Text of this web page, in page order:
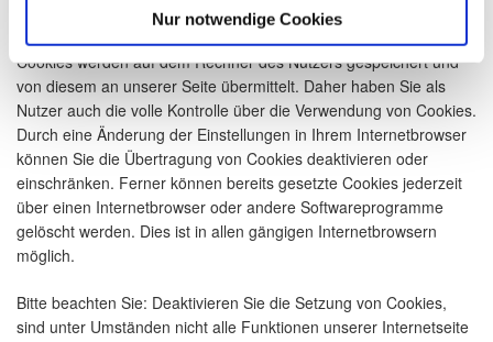
Nur notwendige Cookies
Nutzerinteressen erfolgen zu lassen.
Cookies werden auf dem Rechner des Nutzers gespeichert und
von diesem an unserer Seite übermittelt. Daher haben Sie als
Nutzer auch die volle Kontrolle über die Verwendung von Cookies.
Durch eine Änderung der Einstellungen in Ihrem Internetbrowser
können Sie die Übertragung von Cookies deaktivieren oder
einschränken. Ferner können bereits gesetzte Cookies jederzeit
über einen Internetbrowser oder andere Softwareprogramme
gelöscht werden. Dies ist in allen gängigen Internetbrowsern
möglich.
Bitte beachten Sie: Deaktivieren Sie die Setzung von Cookies,
sind unter Umständen nicht alle Funktionen unserer Internetseite